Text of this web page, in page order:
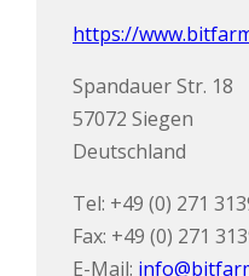
https://
Spandauer Str. 18
57072 Siegen
Deutschland
Tel: +49 (0) 271
Fax: +49 (0) 271
E-Mail: